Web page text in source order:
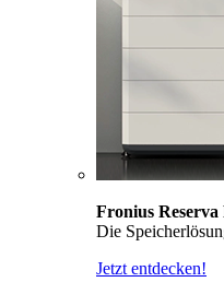
Fronius Reserva
Die
Jetzt entdecken!